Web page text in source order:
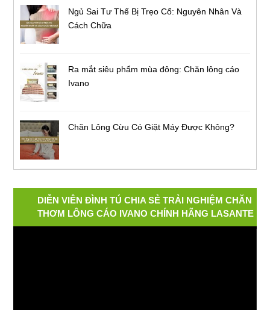
Ngủ Sai Tư Thế Bị Trẹo Cổ: Nguyên Nhân Và
Cách Chữa
Ra mắt siêu phẩm mùa đông: Chăn lông cáo
Ivano
Chăn Lông Cừu Có Giặt Máy Được Không?
DIỄN VIÊN ĐÌNH TÚ CHIA SẺ TRẢI NGHIỆM CHĂN
THƠM LÔNG CÁO IVANO CHÍNH HÃNG LASANTE